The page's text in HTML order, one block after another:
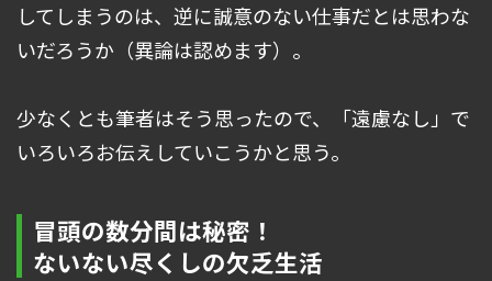
してしまうのは、逆に誠意のない仕事だとは思わな
いだろうか（異論は認めます）。
少なくとも筆者はそう思ったので、「遠慮なし」で
いろいろお伝えしていこうかと思う。
冒頭の数分間は秘密！
ないない尽くしの欠乏生活